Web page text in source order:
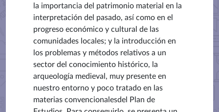
la importancia del patrimonio material en la
interpretación del pasado, así como en el
progreso económico y cultural de las
comunidades locales; y la introducción en
los problemas y métodos relativos a un
sector del conocimiento histórico, la
arqueología medieval, muy presente en
nuestro entorno y poco tratado en las
materias convencionalesdel Plan de